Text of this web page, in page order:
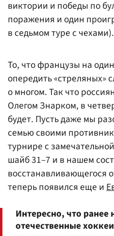
виктории и победы по
поражения и один
в седьмом туре с чехами).
То, что французы на
опередить «стреляных»
о многом. Так что
Олегом Знарком, в
будет. Пусть даже мы
семью своими
турнире с
шайб 31–7 и в нашем
восстанавливающегося
теперь появился еще и
Интересно, что ранее
отечественные